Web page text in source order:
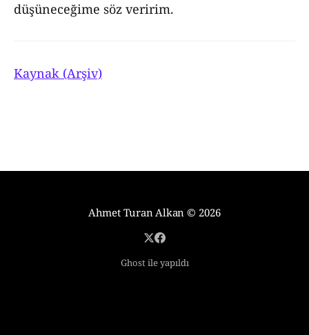
düşüneceğime söz veririm.
Kaynak (Arşiv)
Ahmet Turan Alkan © 2026
Ghost ile yapıldı